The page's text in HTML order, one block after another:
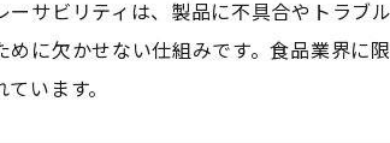
ーサビリティは、製品に不具合やトラ
めに欠かせない仕組みです。食品業界に
ています。